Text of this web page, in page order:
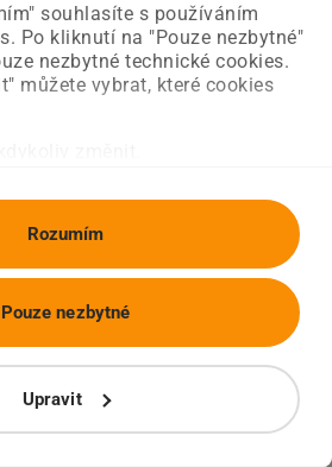
souhlasíte s používáním
Po kliknutí na "Pouze nezbytné"
nezbytné technické cookies.
můžete vybrat, které cookies
Rozumím
Upravit
Pouze nezbytné
Úvodní strana